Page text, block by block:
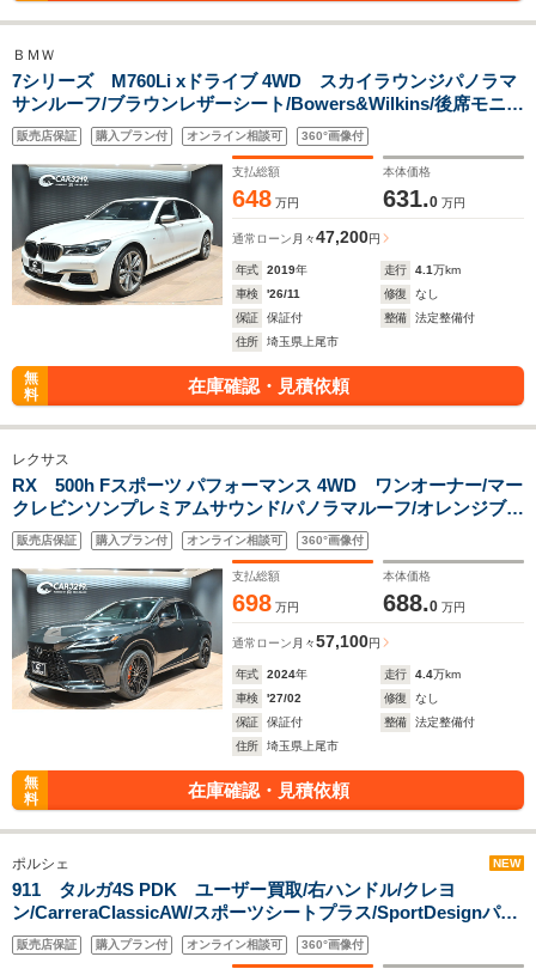
ＢＭＷ
7シリーズ M760Li xドライブ 4WD スカイラウンジパノラマ
サンルーフ/ブラウンレザーシート/Bowers&Wilkins/後席モニタ
ー/純正20インチAW/360度カメラ/フルセグ地デジ/BMWレーザ
ーライト/前後席シートヒーター・ベンチレーション/マッサージ
販売店保証 購入プラン付 オンライン相談可 360°画像付
支払総額
648 万円
本体価格
631.0 万円
通常ローン 月々47,200円
年式 2019年 走行 4.1万km
車検
'26/11 修復
なし
保証
保証付 整備
法定整備付
住所
埼玉県上尾市
無
料
在庫確認・見積依頼
レクサス
RX 500h Fスポーツ パフォーマンス 4WD ワンオーナー/マー
クレビンソンプレミアムサウンド/パノラマルーフ/オレンジブレ
ーキキャリパー/純正21インチグロスブラックAW/ブラックルー
フレール/360度カメラ/グラファイトブラックガラスフレーク
販売店保証 購入プラン付 オンライン相談可 360°画像付
支払総額
698 万円
本体価格
688.0 万円
通常ローン 月々57,100円
年式 2024年 走行 4.4万km
車検
'27/02 修復
なし
保証
保証付 整備
法定整備付
住所
埼玉県上尾市
無
料
在庫確認・見積依頼
ポルシェ NEW
911 タルガ4S PDK ユーザー買取/右ハンドル/クレヨ
ン/CarreraClassicAW/スポーツシートプラス/SportDesignパッ
ケージ/スポーツクロノパッケージ/スポーツエキゾースト/PDLS
Plus/AppleCarPlay/AndroidAuto/シートヒーター/ETC2.0
販売店保証 購入プラン付 オンライン相談可 360°画像付